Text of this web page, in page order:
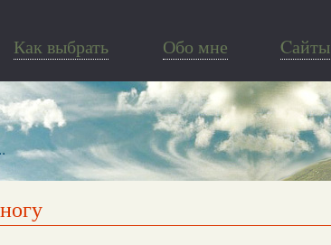
Как выбрать Обо мне Cайты